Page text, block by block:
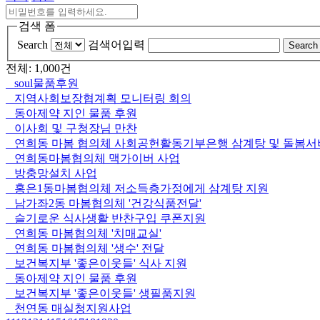
검색 폼
Search
검색어입력 Search
전체: 1,000건
soul물품후원
지역사회보장협계획 모니터링 회의
동아제약 지인 물품 후원
이사회 및 구청장님 만찬
연희동 마봄 협의체 사회공헌활동기부은행 삼계탕 및 돌봄서
연희동마봄협의체 맥가이버 사업
방충망설치 사업
홍은1동마봄협의체 저소득층가정에게 삼계탕 지원
남가좌2동 마봄협의체 '건강식품전달'
슬기로운 식사생활 반찬구입 쿠폰지원
연희동 마봄협의체 '치매교실'
연희동 마봄협의체 '생수' 전달
보건복지부 '좋은이웃들' 식사 지원
동아제약 지인 물품 후원
보건복지부 '좋은이웃들' 생필품지원
천연동 매실청지원사업